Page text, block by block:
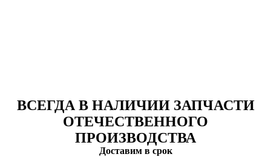
ВСЕГДА В НАЛИЧИИ ЗАПЧАСТИ
ОТЕЧЕСТВЕННОГО
ПРОИЗВОДСТВА
Доставим в срок